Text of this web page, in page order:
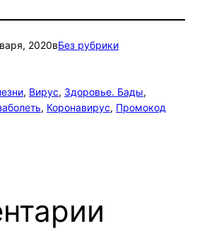
2020вБез рубрики
, Вирус, Здоровье. Бады
, Коронавирус, Промокод